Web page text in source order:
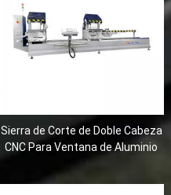
Sierra de Corte de Doble Cabeza
CNC Para Ventana de Aluminio